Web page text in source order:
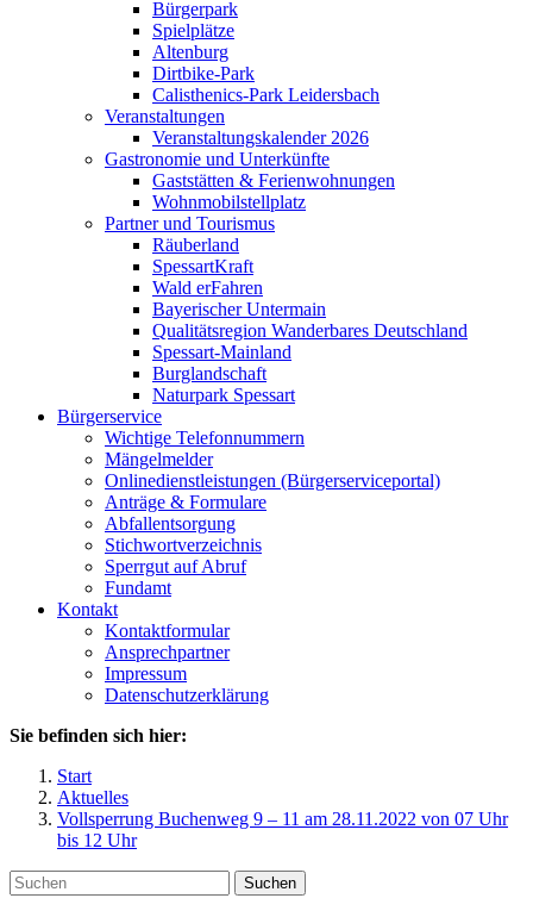
Bürgerpark
Spielplätze
Altenburg
Dirtbike-Park
Calisthenics-Park Leidersbach
Veranstaltungen
Veranstaltungskalender 2026
Gastronomie und Unterkünfte
Gaststätten & Ferienwohnungen
Wohnmobilstellplatz
Partner und Tourismus
Räuberland
SpessartKraft
Wald erFahren
Bayerischer Untermain
Qualitätsregion Wanderbares Deutschland
Spessart-Mainland
Burglandschaft
Naturpark Spessart
Bürgerservice
Wichtige Telefonnummern
Mängelmelder
Onlinedienstleistungen (Bürgerserviceportal)
Anträge & Formulare
Abfallentsorgung
Stichwortverzeichnis
Sperrgut auf Abruf
Fundamt
Kontakt
Kontaktformular
Ansprechpartner
Impressum
Datenschutzerklärung
Sie befinden sich hier:
Start
Aktuelles
Vollsperrung Buchenweg 9 – 11 am 28.11.2022 von 07 Uhr
bis 12 Uhr
Suchen